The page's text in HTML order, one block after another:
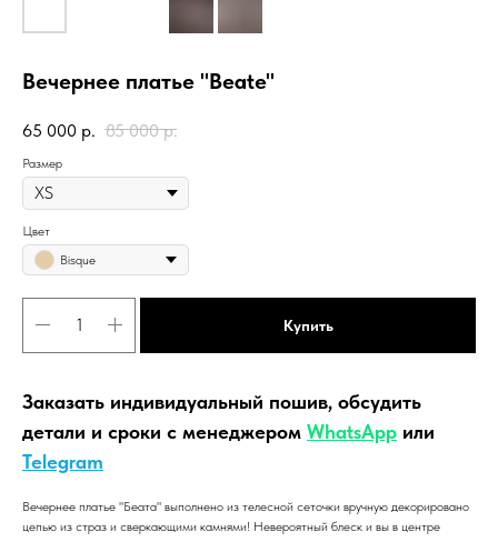
Вечернее платье "Beate"
65 000 р. 85 000 р.
Размер
Цвет
Bisque
Купить
Заказать индивидуальный пошив, обсудить
детали и сроки с менеджером WhatsApp или
Telegram
Вечернее платье "Беата" выполнено из телесной сеточки вручную декорировано
цепью из страз и сверкающими камнями! Невероятный блеск и вы в центре